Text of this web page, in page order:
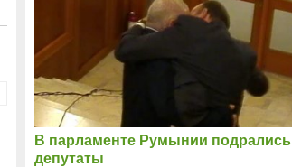
В парламенте Румынии подрались
депутаты